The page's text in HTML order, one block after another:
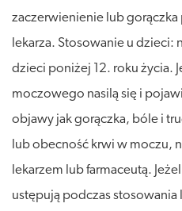
zaczerwienienie lub
lekarza. Stosowanie u dzieci:
dzieci poniżej 12. roku życia.
moczowego nasilą się i
objawy jak gorączka, bóle i
lub obecność krwi w moczu,
lekarzem lub farmaceutą.
ustępują podczas stosowania